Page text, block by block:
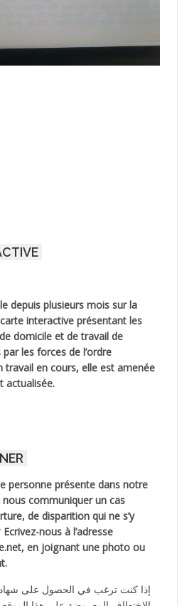
depuis plusieurs mois sur la
interactive présentant les
domicile et de travail de
les forces de l’ordre
travail en cours, elle est amenée
actualisée.
personne présente dans notre
communiquer un cas
de disparition qui ne s’y
nous à l’adresse
en joignant une photo ou
إذا كنت ترغب في الحصول على